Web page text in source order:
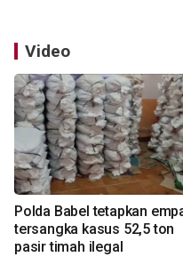
Video
Polda Babel tetapkan
tersangka kasus 52,5 ton
pasir timah ilegal